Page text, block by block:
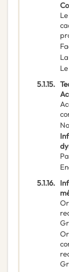
5.1.15.
5.1.16.